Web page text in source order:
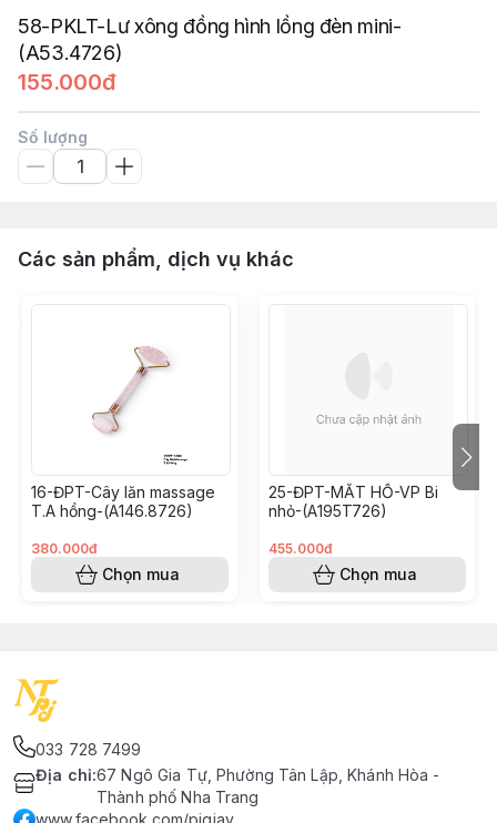
58-PKLT-Lư xông đồng hình lồng đèn mini-
(A53.4726)
155.000đ
Số lượng
Các sản phẩm, dịch vụ khác
16-ĐPT-Cây lăn massage
T.A hồng-(A146.8726)
380.000đ
Chọn mua
25-ĐPT-MẮT HỔ-VP Bi
nhỏ-(A195T726)
455.000đ
Chọn mua
033 728 7499
Địa chỉ:67 Ngô Gia Tự, Phường Tân Lập, Khánh Hòa -
Thành phố Nha Trang
www.facebook.com/pjgiay